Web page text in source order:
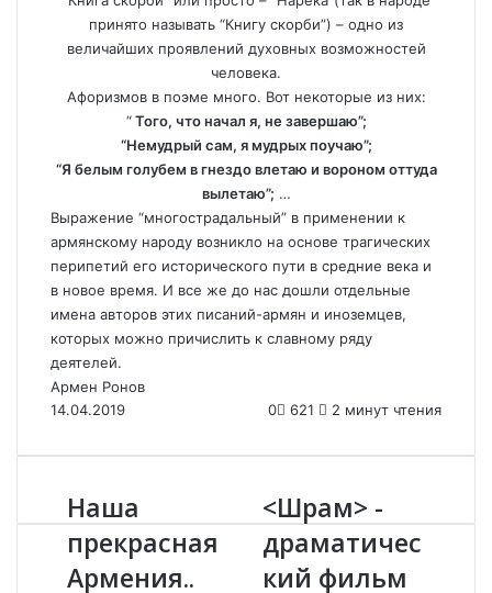
принято называть “Книгу скорби”) – одно из
величайших проявлений духовных возможностей
человека.
Афоризмов в поэме много. Вот некоторые из них:
“Того, что начал я, не завершаю”;
“Немудрый сам, я мудрых поучаю”;
“Я белым голубем в гнездо влетаю и вороном оттуда
вылетаю”; …
Выражение “многострадальный” в применении к
армянскому народу возникло на основе трагических
перипетий его исторического пути в средние века и
в новое время. И все же до нас дошли отдельные
имена авторов этих писаний-армян и иноземцев,
которых можно причислить к славному ряду
деятелей.
Армен Ронов
14.04.2019
0 621 2 минут чтения
Н
а
ш
а
Наша
прекрасная
Армения..
<
Ш
р
а
<Шрам> -
драматичес
кий фильм